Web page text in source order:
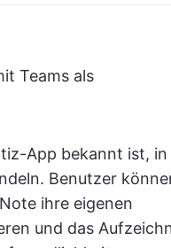
Teams als
App bekannt ist, in
Benutzer
ihre eigenen
und das